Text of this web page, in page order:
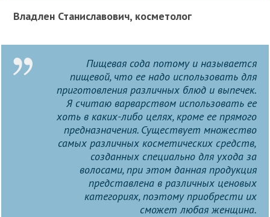
Владлен Станиславович, косметолог
Пищевая сода потому и называется
пищевой, что ее надо использовать для
приготовления различных блюд и выпечек.
Я считаю варварством использовать ее
хоть в каких-либо целях, кроме ее прямого
предназначения. Существует множество
самых различных косметических средств,
созданных специально для ухода за
волосами, при этом данная продукция
представлена в различных ценовых
категориях, поэтому приобрести их
сможет любая женщина.